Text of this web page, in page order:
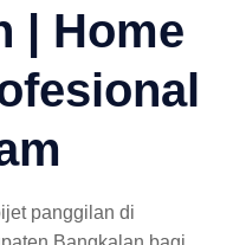
| Home
panggilan di